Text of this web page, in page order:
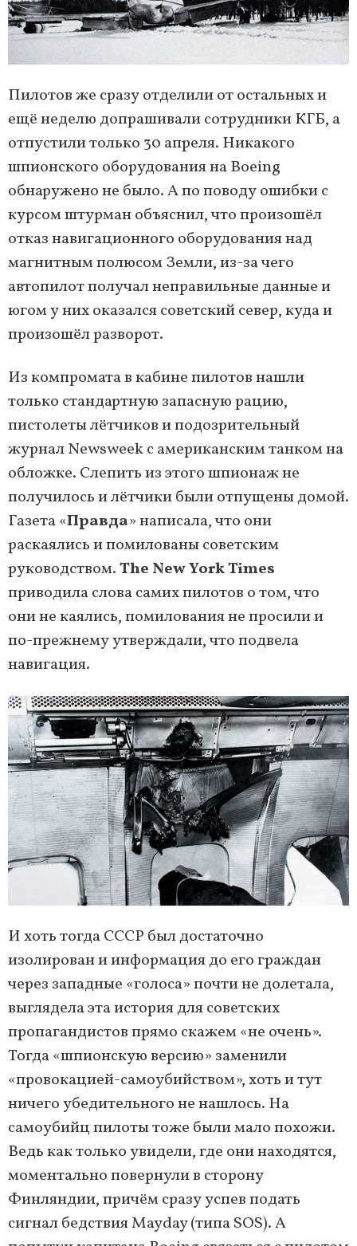
Пилотов же сразу отделили от остальных и
ещё неделю допрашивали сотрудники КГБ, а
отпустили только 30 апреля. Никакого
шпионского оборудования на Boeing
обнаружено не было. А по поводу ошибки с
курсом штурман объяснил, что произошёл
отказ навигационного оборудования над
магнитным полюсом Земли, из-за чего
автопилот получал неправильные данные и
югом у них оказался советский север, куда и
произошёл разворот.
Из компромата в кабине пилотов нашли
только стандартную запасную рацию,
пистолеты лётчиков и подозрительный
журнал Newsweek c американским танком на
обложке. Слепить из этого шпионаж не
получилось и лётчики были отпущены домой.
Газета «Правда» написала, что они
раскаялись и помилованы советским
руководством.The New York Times
приводила слова самих пилотов о том, что
они не каялись, помилования не просили и
по-прежнему утверждали, что подвела
навигация.
И хоть тогда СССР был достаточно
изолирован и информация до его граждан
через западные «голоса» почти не долетала,
выглядела эта история для советских
пропагандистов прямо скажем «не очень».
Тогда «шпионскую версию» заменили
«провокацией-самоубийством», хоть и тут
ничего убедительного не нашлось. На
самоубийц пилоты тоже были мало похожи.
Ведь как только увидели, где они находятся,
моментально повернули в сторону
Финляндии, причём сразу успев подать
сигнал бедствия Mayday (типа SOS). А